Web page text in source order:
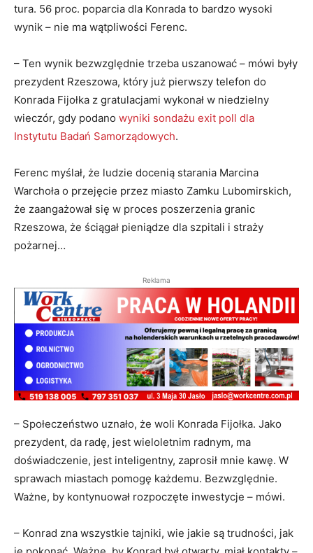
tura. 56 proc. poparcia dla Konrada to bardzo wysoki
wynik – nie ma wątpliwości Ferenc.
– Ten wynik bezwzględnie trzeba uszanować – mówi były
prezydent Rzeszowa, który już pierwszy telefon do
Konrada Fijołka z gratulacjami wykonał w niedzielny
wieczór, gdy podano wyniki sondażu exit poll dla
Instytutu Badań Samorządowych.
Ferenc myślał, że ludzie docenią starania Marcina
Warchoła o przejęcie przez miasto Zamku Lubomirskich,
że zaangażował się w proces poszerzenia granic
Rzeszowa, że ściągał pieniądze dla szpitali i straży
pożarnej…
Reklama
– Społeczeństwo uznało, że woli Konrada Fijołka. Jako
prezydent, da radę, jest wieloletnim radnym, ma
doświadczenie, jest inteligentny, zaprosił mnie kawę. W
sprawach miastach pomogę każdemu. Bezwzględnie.
Ważne, by kontynuował rozpoczęte inwestycje – mówi.
– Konrad zna wszystkie tajniki, wie jakie są trudności, jak